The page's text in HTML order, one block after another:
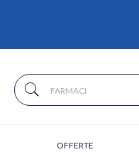
OFFERTE